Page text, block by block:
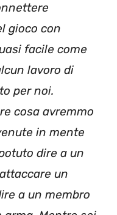
gioco con
facile come
lavoro di
per noi.
cosa avremmo
in mente
dire a un
un
a un membro